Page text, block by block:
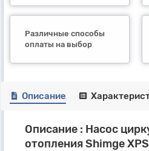
Различные способы
оплаты на выбор
Описание
Описание : Насос
отопления Shimge